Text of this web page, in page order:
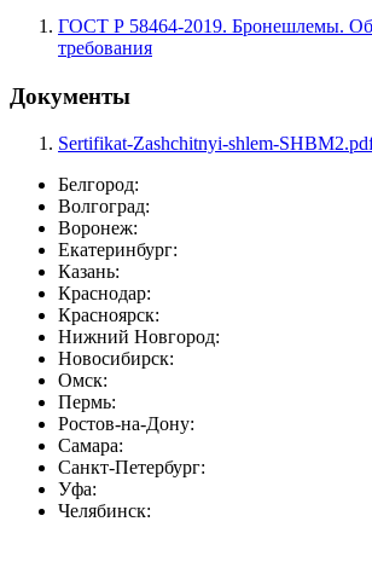
ГОСТ Р 58464-2019. Бронешлемы.
требования
Документы
Sertifikat-Zashchitnyi-shlem-
Белгород:
Волгоград:
Воронеж:
Екатеринбург:
Казань:
Краснодар:
Красноярск:
Нижний Новгород:
Новосибирск:
Омск:
Пермь:
Ростов-на-Дону:
Самара:
Санкт-Петербург:
Уфа:
Челябинск: